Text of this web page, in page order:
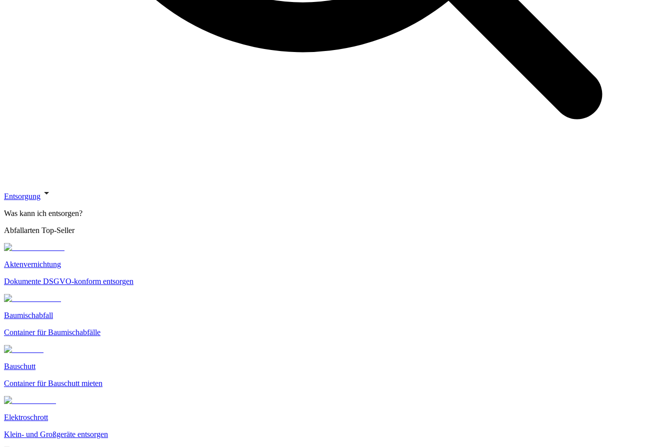
Entsorgung
Was kann ich entsorgen?
Abfallarten Top-Seller
Aktenvernichtung
Dokumente DSGVO-konform entsorgen
Baumischabfall
Container für Baumischabfälle
Bauschutt
Container für Bauschutt mieten
Elektroschrott
Klein- und Großgeräte entsorgen